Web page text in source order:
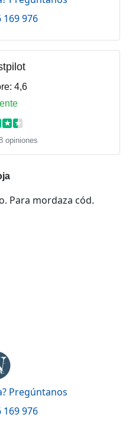
169 976
4,6
★ ★
opiniones
Para mordaza cód.
Pregúntanos
169 976